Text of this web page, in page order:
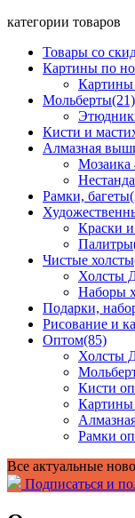
категории товаров
Товары со
Картины по
Картины
Мольберты(21)
Кисти и
Алмазная
Мозаика
Рамки, багеты
Краски
Палитры
Чистые холсты
Холсты
Наборы
Подарки,
Рисование и
Оптом(85)
Холсты
Кисти
Картины
Рамки
Все актуальные
Подписаться и